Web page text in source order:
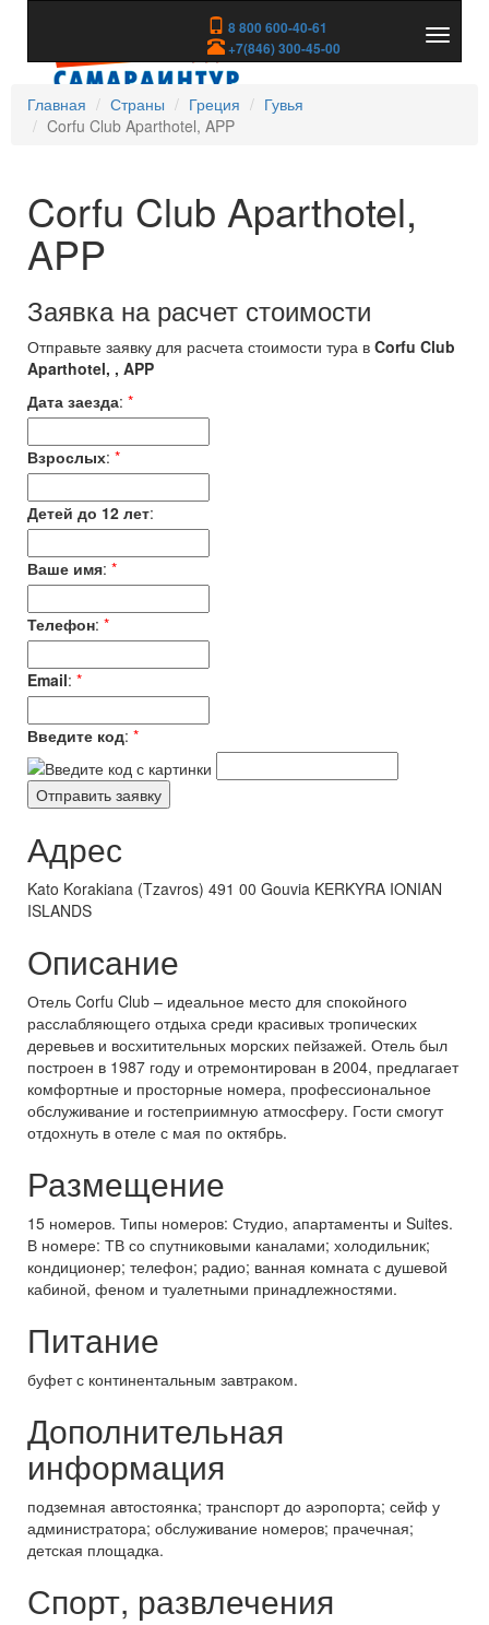
8 800 600-40-61
+7(846) 300-45-00
скрыть
Главная
Страны Греция
Гувья
Corfu Club Aparthotel, APP
Corfu Club Aparthotel,
APP
Заявка на расчет стоимости
Отправьте заявку для расчета стоимости тура в Corfu Club
Aparthotel, , APP
Дата заезда: *
Взрослых: *
Детей до 12 лет:
Ваше имя: *
Телефон: *
Email: *
Введите код: *
Адрес
Kato Korakiana (Tzavros) 491 00 Gouvia KERKYRA IONIAN
ISLANDS
Описание
Отель Corfu Club – идеальное место для спокойного
расслабляющего отдыха среди красивых тропических
деревьев и восхитительных морских пейзажей. Отель был
построен в 1987 году и отремонтирован в 2004, предлагает
комфортные и просторные номера, профессиональное
обслуживание и гостеприимную атмосферу. Гости смогут
отдохнуть в отеле с мая по октябрь.
Размещение
15 номеров. Типы номеров: Студио, апартаменты и Suites.
В номере: ТВ со спутниковыми каналами; холодильник;
кондиционер; телефон; радио; ванная комната с душевой
кабиной, феном и туалетными принадлежностями.
Питание
буфет с континентальным завтраком.
Дополнительная
информация
подземная автостоянка; транспорт до аэропорта; сейф у
администратора; обслуживание номеров; прачечная;
детская площадка.
Спорт, развлечения